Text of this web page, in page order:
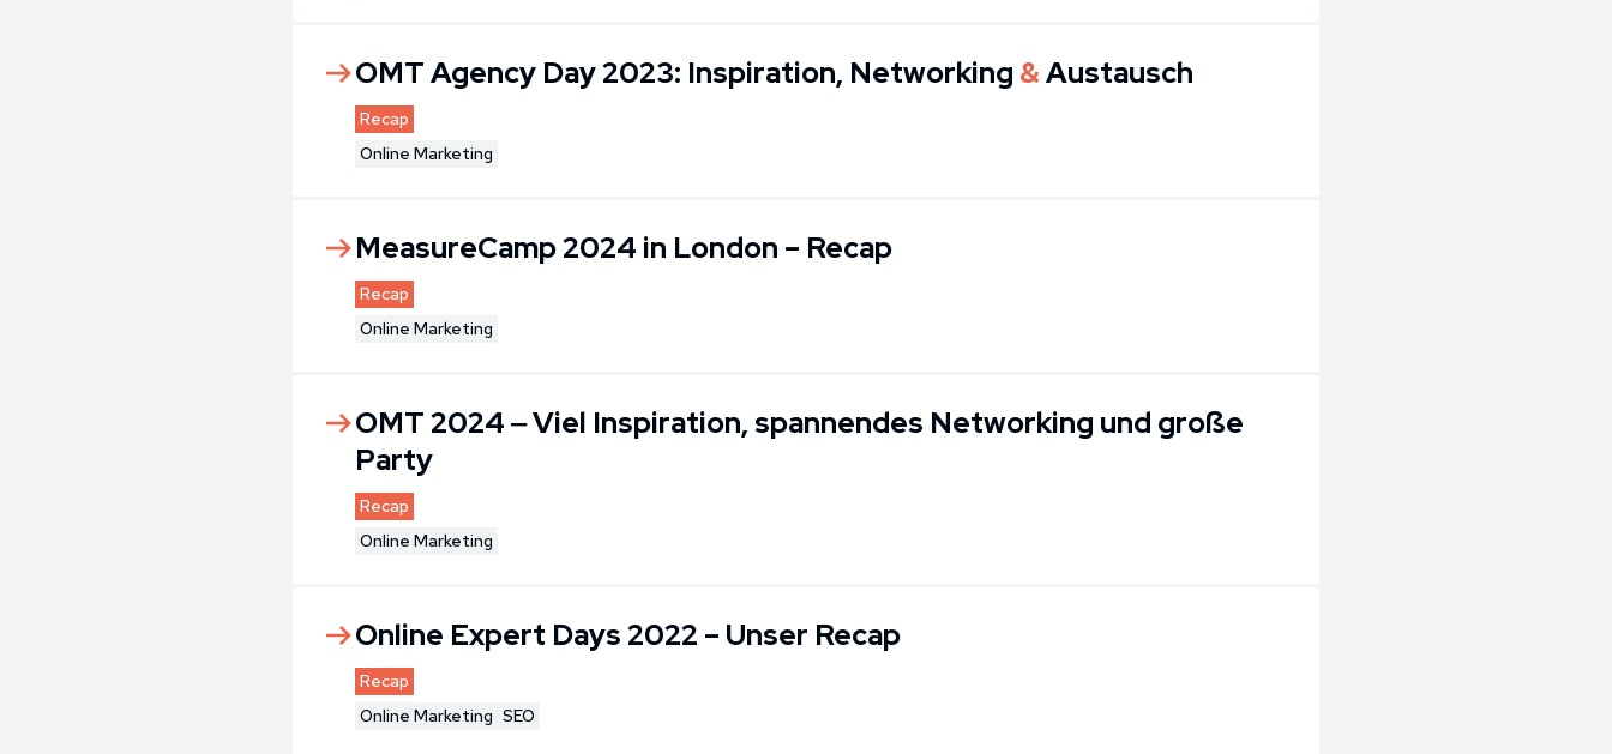
OMT Agency Day 2023: Inspiration, Networking &Austausch
Recap
Online Marketing
MeasureCamp 2024 in London – Recap
Recap
Online Marketing
OMT 2024 ‒ Viel Inspiration, spannendes Networking und große
Party
Recap
Online Marketing
Online Expert Days 2022 – Unser Recap
Recap
Online Marketing SEO